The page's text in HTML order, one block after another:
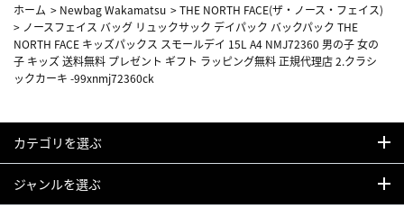
ホーム > Newbag Wakamatsu >THE NORTH FACE(ザ・ノース・フェイス)
> ノースフェイス バッグ リュックサック デイパック バックパック THE
NORTH FACE キッズパックス スモールデイ 15L A4 NMJ72360 男の子 女の
子 キッズ 送料無料 プレゼント ギフト ラッピング無料 正規代理店 2.クラシ
ックカーキ -99xnmj72360ck
カテゴリを選ぶ
ジャンルを選ぶ